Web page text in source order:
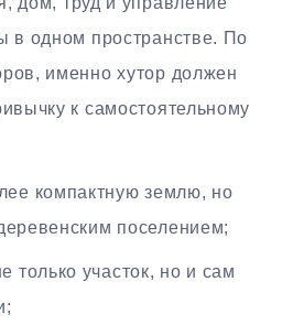
в одном пространстве. По
именно хутор должен
к самостоятельному
компактную землю, но
поселением;
только участок, но и сам